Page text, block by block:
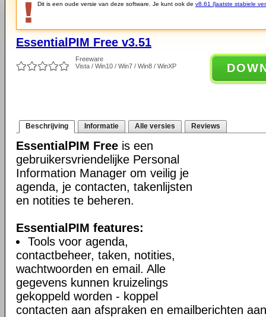
Dit is een oude versie van deze software. Je kunt ook de v8.61 (laatste stabiele
EssentialPIM Free v3.51
Freeware
Vista / Win10 / Win7 / Win8 / WinXP
Beschrijving Informatie Alle versies Reviews
EssentialPIM Free is een
gebruikersvriendelijke Personal
Information Manager om veilig je
agenda, je contacten, takenlijsten
en notities te beheren.
EssentialPIM features:
Tools voor agenda,
contactbeheer, taken, notities,
wachtwoorden en email. Alle
gegevens kunnen kruizelings
gekoppeld worden - koppel
contacten aan afspraken en emailberichten